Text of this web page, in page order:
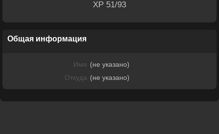
XP 51/93
Общая информация
Имя (не указано)
Откуда (не указано)